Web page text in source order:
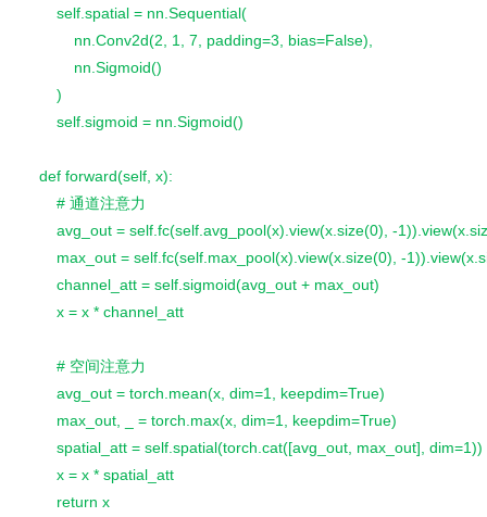
self.spatial = nn.Sequential(
nn.Conv2d(2, 1, 7, padding=3, bias=False),
nn.Sigmoid()
)
self.sigmoid = nn.Sigmoid()
def forward(self, x):
# 通道注意力
avg_out = self.fc(self.avg_pool(x).view(x.size(0), -
max_out = self.fc(self.max_pool(x).view(x.size(0), -
channel_att = self.sigmoid(avg_out + max_out)
x = x * channel_att
# 空间注意力
avg_out = torch.mean(x, dim=1, keepdim=True)
max_out, _ = torch.max(x, dim=1, keepdim=True)
spatial_att = self.spatial(torch.cat([avg_out, max_out], dim=1))
x = x * spatial_att
return x